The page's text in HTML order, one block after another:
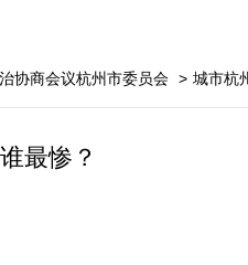
协商会议杭州市委员会 > 城市杭
最惨？